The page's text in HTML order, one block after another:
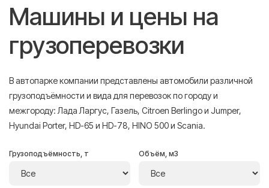
Машины и цены на
грузоперевозки
В автопарке компании представлены автомобили различной
грузоподъёмности и вида для перевозок по городу и
межгороду: Лада Ларгус, Газель, Citroen Berlingo и Jumper,
Hyundai Porter, HD-65 и HD-78, HINO 500 и Scania.
Грузоподъёмность, т Объём, м3